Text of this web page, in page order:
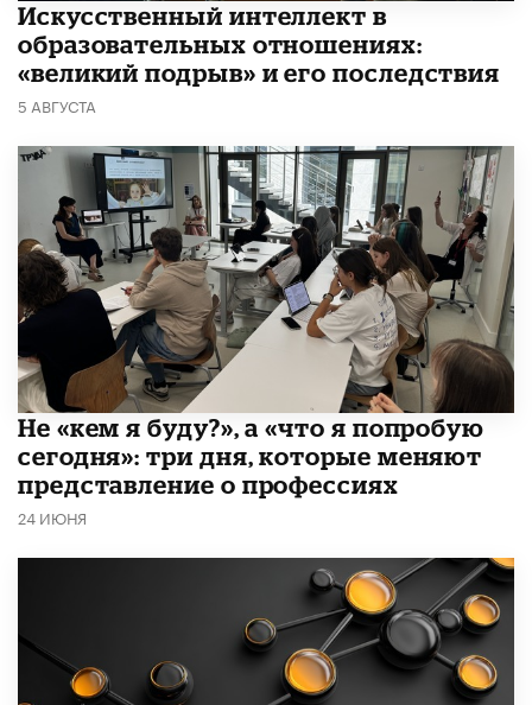
​Искусственный интеллект в
образовательных отношениях:
«великий подрыв» и его последствия
5 АВГУСТА
Не «кем я буду?», а «что я попробую
сегодня»: три дня, которые меняют
представление о профессиях
24 ИЮНЯ